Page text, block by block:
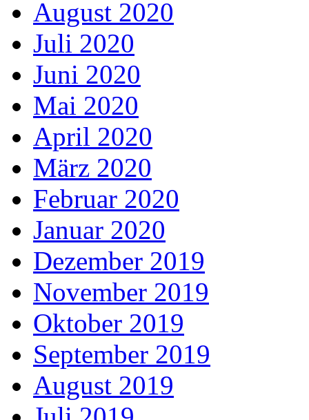
August 2020
Juli 2020
Juni 2020
Mai 2020
April 2020
März 2020
Februar 2020
Januar 2020
Dezember 2019
November 2019
Oktober 2019
September 2019
August 2019